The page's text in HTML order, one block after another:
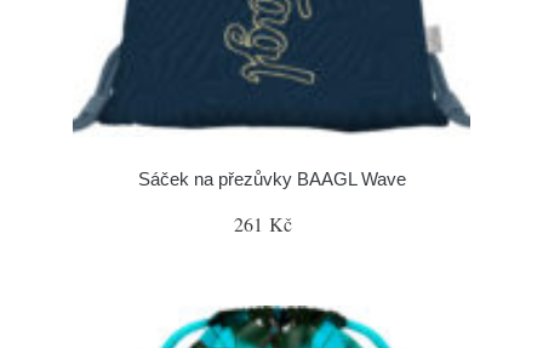
Sáček na přezůvky BAAGL Wave
261 Kč